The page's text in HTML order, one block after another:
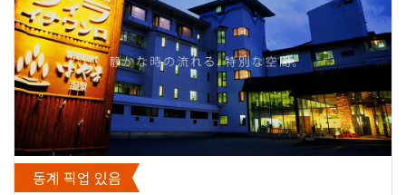
동계 픽업 있음